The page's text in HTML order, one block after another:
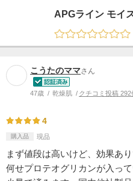
APGライン モイ
こうたのママさん
47歳 乾燥肌 クチコミ投稿 292
4
購入品 現品
まず値段は高いけど、効果あり
何せプロテオグリカンが入って